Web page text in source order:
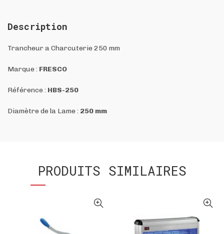
Description
Trancheur a Charcuterie 250 mm
Marque : FRESCO
Référence : HBS-250
Diamètre de la Lame : 250 mm
PRODUITS SIMILAIRES